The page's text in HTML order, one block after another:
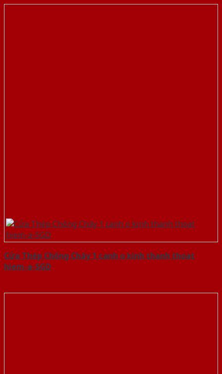
Cửa Thép Chống Cháy 1 canh o kinh thanh thoat
hiem-a-SGD